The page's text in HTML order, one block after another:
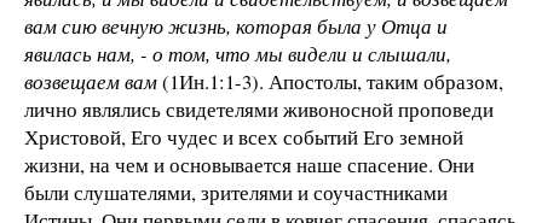
вам сию вечную жизнь, которая была у Отца и
явилась нам, - о том, что мы видели и слышали,
возвещаем вам(1Ин.1:1-3). Апостолы, таким образом,
лично являлись свидетелями живоносной проповеди
Христовой, Его чудес и всех событий Его земной
жизни, на чем и основывается наше спасение. Они
были слушателями, зрителями и соучастниками